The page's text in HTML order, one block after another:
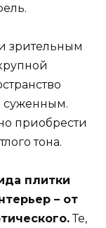
зрительным
суженным.
приобрести
тона.
плитки
– от
Те,